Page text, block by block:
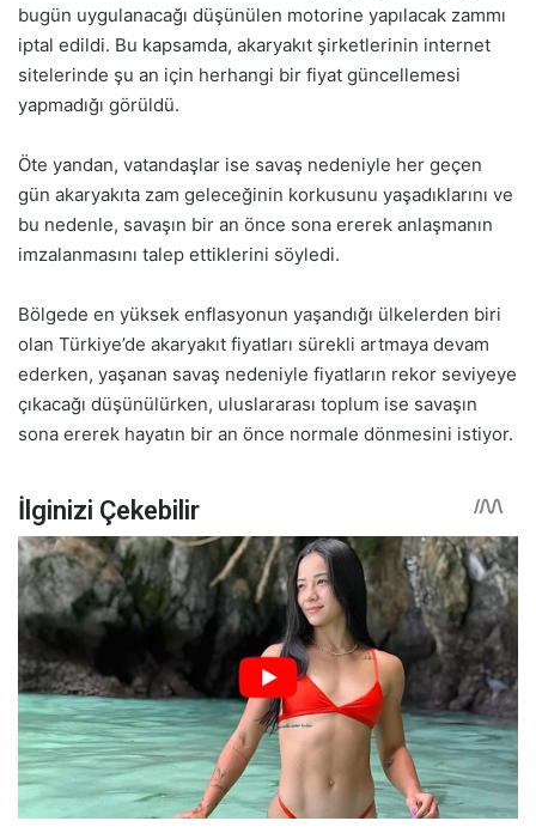
bugün uygulanacağı düşünülen motorine yapılacak zammı
iptal edildi. Bu kapsamda, akaryakıt şirketlerinin internet
sitelerinde şu an için herhangi bir fiyat güncellemesi
yapmadığı görüldü.
Öte yandan, vatandaşlar ise savaş nedeniyle her geçen
gün akaryakıta zam geleceğinin korkusunu yaşadıklarını ve
bu nedenle, savaşın bir an önce sona ererek anlaşmanın
imzalanmasını talep ettiklerini söyledi.
Bölgede en yüksek enflasyonun yaşandığı ülkelerden biri
olan Türkiye’de akaryakıt fiyatları sürekli artmaya devam
ederken, yaşanan savaş nedeniyle fiyatların rekor seviyeye
çıkacağı düşünülürken, uluslararası toplum ise savaşın
sona ererek hayatın bir an önce normale dönmesini istiyor.